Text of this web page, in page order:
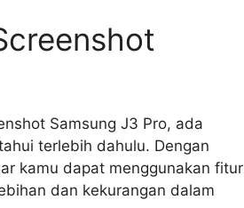
Samsung J3 Pro, ada
terlebih dahulu. Dengan
kamu dapat menggunakan fitur
dan kekurangan dalam